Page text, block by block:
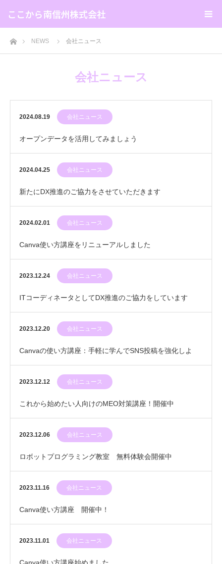
ここから南信州株式会社
ホームNEWS 会社ニュース
会社ニュース
2024.08.19 会社ニュース
オープンデータを活用してみましょう
2024.04.25 会社ニュース
新たにDX推進のご協力をさせていただきます
2024.02.01 会社ニュース
Canva使い方講座をリニューアルしました
2023.12.24 会社ニュース
ITコーディネータとしてDX推進のご協力をしています
2023.12.20 会社ニュース
Canvaの使い方講座：手軽に学んでSNS投稿を強化しよ
う！
2023.12.12 会社ニュース
これから始めたい人向けのMEO対策講座！開催中
2023.12.06 会社ニュース
ロボットプログラミング教室 無料体験会開催中
2023.11.16 会社ニュース
Canva使い方講座 開催中！
2023.11.01 会社ニュース